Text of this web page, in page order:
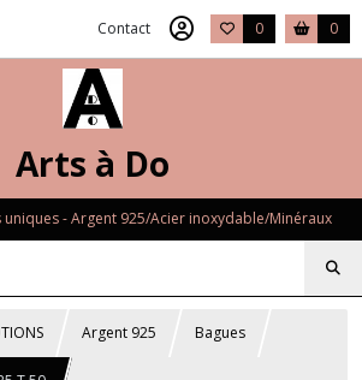
Contact 0 0
Arts à Do
- Argent 925/Acier inoxydable/Minéraux
Argent 925 Bagues